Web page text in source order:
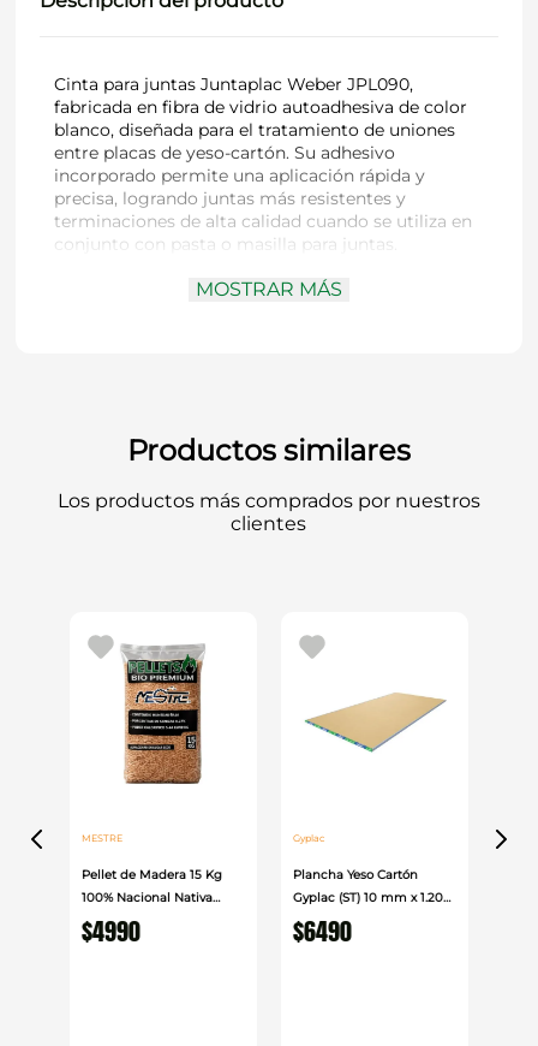
Cinta para juntas Juntaplac Weber JPL090,
fabricada en fibra de vidrio autoadhesiva de color
blanco, diseñada para el tratamiento de uniones
entre placas de yeso-cartón. Su adhesivo
incorporado permite una aplicación rápida y
precisa, logrando juntas más resistentes y
terminaciones de alta calidad cuando se utiliza en
conjunto con pasta o masilla para juntas.
Ancho:
50 mm
Largo: 90 m
Uso:Juntas en placas de yeso-cartón y
reparaciones en superficies de yeso, estuco u
Permite reforzar y estabilizar las juntas,
reduciendo la aparición de fisuras y mejorando la
durabilidad del acabado final en trabajos de
tabiquería y revestimientos interiores.
MOSTRAR MÁS
Productos similares
Los productos más comprados por nuestros
clientes
MESTRE
Pellet de Madera 15 Kg
100% Nacional Nativa
Mestre
$4990
Gyplac
Plancha Yeso Cartón
Gyplac (ST) 10 mm x 1.20
cm x 2.40cm
$6490